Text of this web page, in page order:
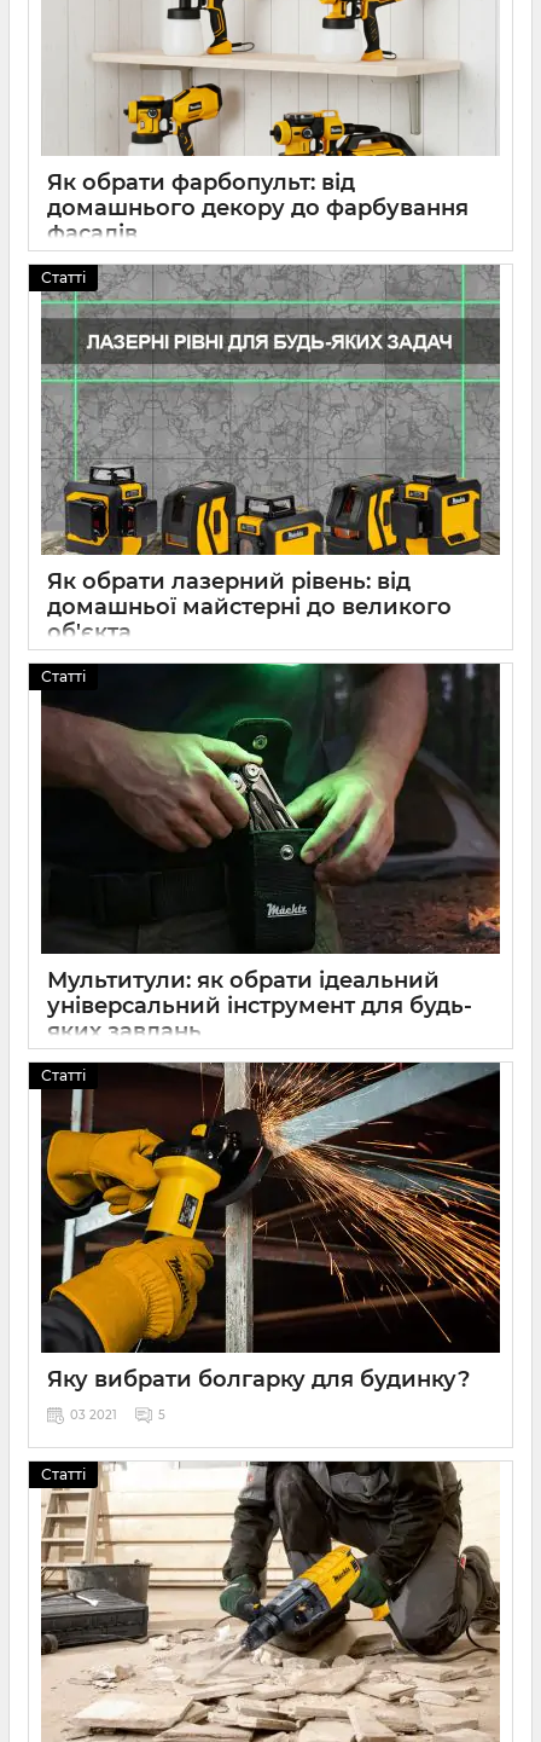
Як обрати фарбопульт: від
домашнього декору до фарбування
фасадів
12 2026 0
Статті
Як обрати лазерний рівень: від
домашньої майстерні до великого
об'єкта
04 2026 0
Статті
Мультитули: як обрати ідеальний
універсальний інструмент для будь-
яких завдань
29 2026 0
Статті
Яку вибрати болгарку для будинку?
03 2021 5
Кутошліфувальна машина або болгарка використовується
як в побуті, так і професійної діяльності. Знадобиться
КШМ для різання, шліфування, зачистки поверхні різних
матеріалів, таких як метал, бетон, камінь і інших матеріалів.
Статті